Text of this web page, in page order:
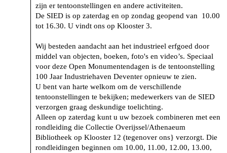
zijn er tentoonstellingen en andere activiteiten.
De SIED is op zaterdag en op zondag geopend van 10.00
tot 16.30. U vindt ons op Klooster 3.
Wij besteden aandacht aan het industrieel erfgoed door
middel van objecten, boeken, foto's en video’s. Speciaal
voor deze Open Monumentendagen is de tentoonstelling
100 Jaar Industriehaven Deventer opnieuw te zien.
U bent van harte welkom om de verschillende
tentoonstellingen te bekijken; medewerkers van de SIED
verzorgen graag deskundige toelichting.
Alleen op zaterdag kunt u uw bezoek combineren met een
rondleiding die Collectie Overijssel/Athenaeum
Bibliotheek op Klooster 12 (tegenover ons} verzorgt. Die
rondleidingen beginnen om 10.00, 11.00, 12.00, 13.00,